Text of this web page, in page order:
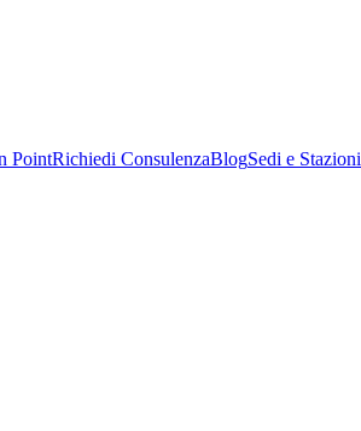
PointRichiedi ConsulenzaBlogSedi e Stazioni